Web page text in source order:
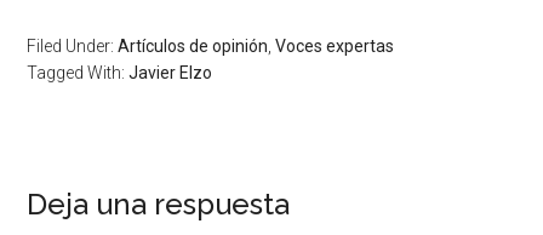
Filed Under:Artículos de opinión ,Voces expertas
Tagged With:Javier Elzo
Deja una respuesta